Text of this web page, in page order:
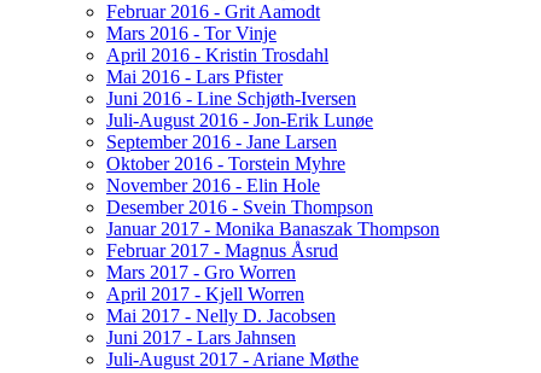
Februar 2016 - Grit Aamodt
Mars 2016 - Tor Vinje
April 2016 - Kristin Trosdahl
Mai 2016 - Lars Pfister
Juni 2016 - Line Schjøth-Iversen
Juli-August 2016 - Jon-Erik Lunøe
September 2016 - Jane Larsen
Oktober 2016 - Torstein Myhre
November 2016 - Elin Hole
Desember 2016 - Svein Thompson
Januar 2017 - Monika Banaszak Thompson
Februar 2017 - Magnus Åsrud
Mars 2017 - Gro Worren
April 2017 - Kjell Worren
Mai 2017 - Nelly D. Jacobsen
Juni 2017 - Lars Jahnsen
Juli-August 2017 - Ariane Møthe